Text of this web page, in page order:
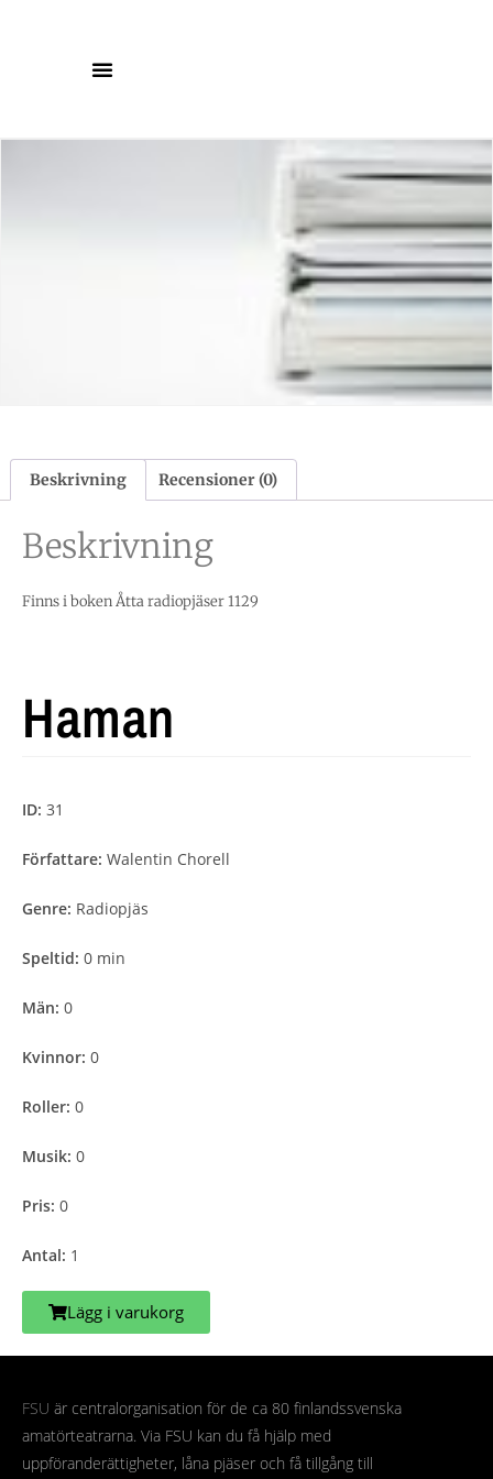
Beskrivning Recensioner (0)
Beskrivning
Finns i boken Åtta radiopjäser 1129
Haman
ID: 31
Författare: Walentin Chorell
Genre: Radiopjäs
Speltid: 0 min
Män: 0
Kvinnor: 0
Roller: 0
Musik: 0
Pris: 0
Antal: 1
Lägg i varukorg
FSU är centralorganisation för de ca 80 finlandssvenska
amatörteatrarna. Via FSU kan du få hjälp med
uppföranderättigheter, låna pjäser och få tillgång till